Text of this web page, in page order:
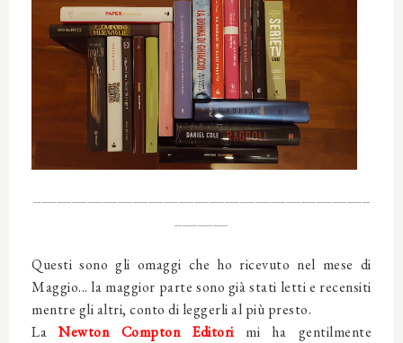
Questi sono gli omaggi che ho ricevuto nel mese di
Maggio... la maggior parte sono già stati letti e recensiti
mentre gli altri, conto di leggerli al più presto.
LaNewton Compton Editorimi ha gentilmente